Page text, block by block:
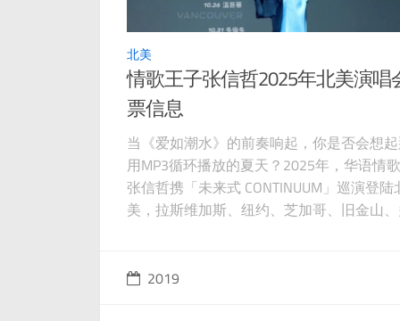
北美
情歌王子张信哲2025年北美演唱
票信息
当《爱如潮水》的前奏响起，你是否会想
用MP3循环播放的夏天？2025年，华语情
张信哲携「未来式 CONTINUUM」巡演登陆
美，拉斯维加斯、纽约、芝加哥、旧金山
的深情到《信仰》的坚定，从《爱就一个字
2019